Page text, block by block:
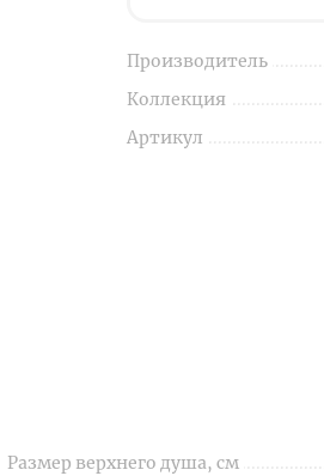
Производитель
Коллекция
Артикул
Размер верхнего душа, см